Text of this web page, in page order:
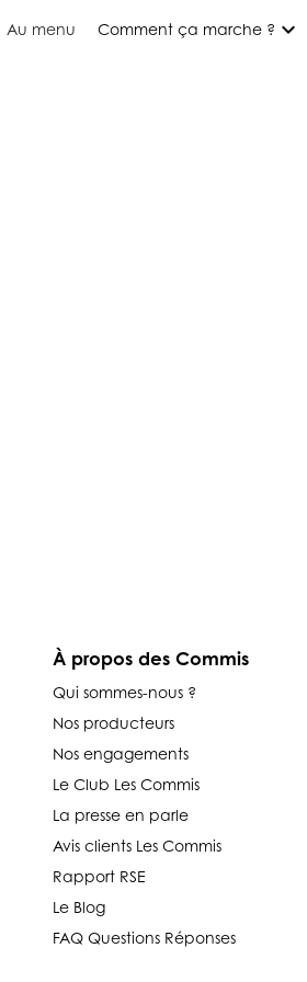
Au menu Comment ça marche ? expand_more
À propos des Commis
Qui sommes-nous ?
Nos producteurs
Nos engagements
Le Club Les Commis
La presse en parle
Avis clients Les Commis
Rapport RSE
Le Blog
FAQ Questions Réponses